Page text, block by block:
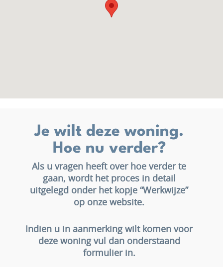
Je wilt deze woning.
Hoe nu verder?
Als u vragen heeft over hoe verder te
gaan, wordt het proces in detail
uitgelegd onder het kopje “Werkwijze”
op onze website.
Indien u in aanmerking wilt komen voor
deze woning vul dan onderstaand
formulier in.